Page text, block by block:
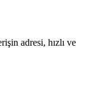
adresi, hızlı ve